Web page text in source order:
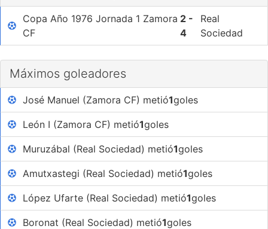
Copa Año 1976 Jornada 1 Zamora
CF
2 -
4
Real
Sociedad
Máximos goleadores
José Manuel (Zamora CF) metió1goles
León I (Zamora CF) metió1goles
Muruzábal (Real Sociedad) metió1goles
Amutxastegi (Real Sociedad) metió1goles
López Ufarte (Real Sociedad) metió1goles
Boronat (Real Sociedad) metió1goles